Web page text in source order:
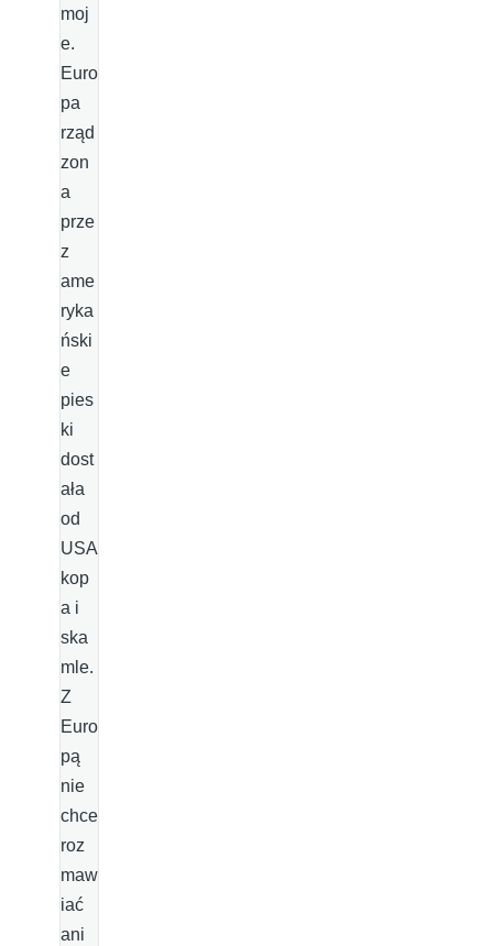
moj
e.
Euro
pa
rząd
zon
a
prze
z
ame
ryka
ński
e
pies
ki
dost
ała
od
USA
kop
a i
ska
mle.
Z
Euro
pą
nie
chce
roz
maw
iać
ani